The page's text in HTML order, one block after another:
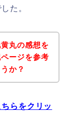
た。
丸の感想を
ージを参考
か？
らをクリッ